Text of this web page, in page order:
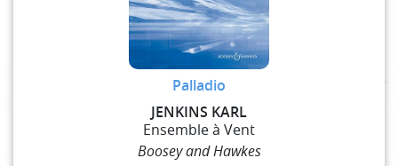
Palladio
JENKINS KARL
Ensemble à Vent
Boosey and Hawkes